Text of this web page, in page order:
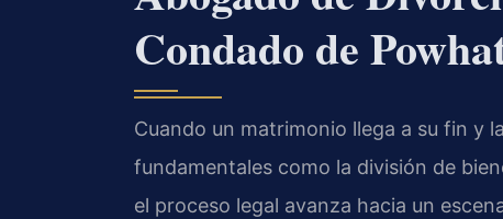
Condado de
Cuando un matrimonio llega a su fin y
fundamentales como la división de
el proceso legal avanza hacia un